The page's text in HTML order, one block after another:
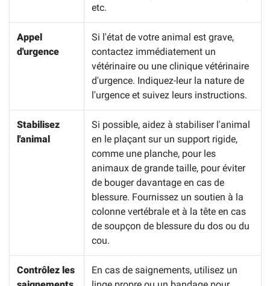
etc.
Appel
d'urgence
Si l'état de votre animal est grave,
contactez immédiatement un
vétérinaire ou une clinique vétérinaire
d'urgence. Indiquez-leur la nature de
l'urgence et suivez leurs instructions.
Stabilisez
l'animal
Si possible, aidez à stabiliser l'animal
en le plaçant sur un support rigide,
comme une planche, pour les
animaux de grande taille, pour éviter
de bouger davantage en cas de
blessure. Fournissez un soutien à la
colonne vertébrale et à la tête en cas
de soupçon de blessure du dos ou du
cou.
Contrôlez les
En cas de saignements, utilisez un